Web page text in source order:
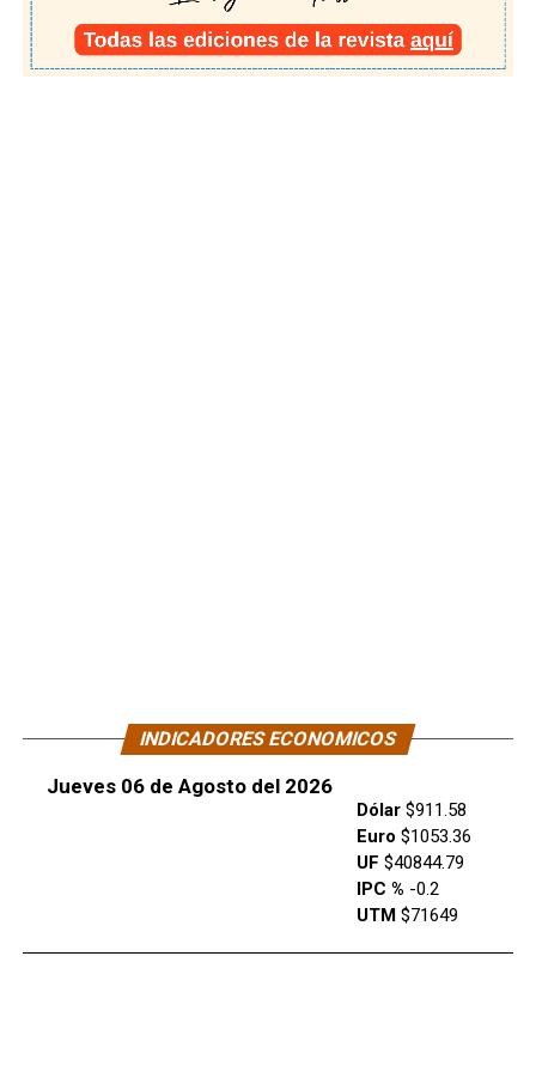
INDICADORES ECONOMICOS
Jueves 06 de Agosto del 2026
Dólar$911.58
Euro $1053.36
UF $40844.79
IPC % -0.2
UTM $71649